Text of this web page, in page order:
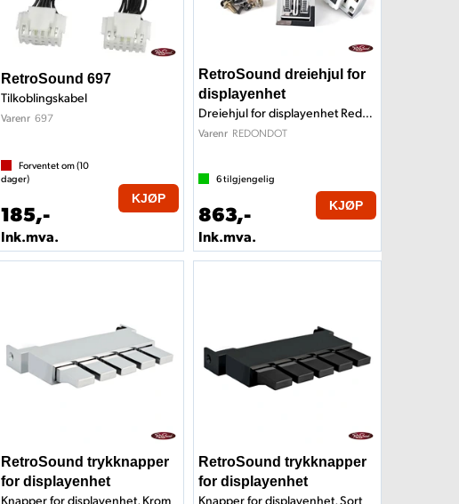
RetroSound 697
Tilkoblingskabel
Varenr 697
Forventet om (10
dager)
185,-
Ink.mva.
KJØP
RetroSound dreiehjul for
displayenhet
Dreiehjul for displayenhet Redondo
Varenr REDONDOT
6tilgjengelig
863,-
Ink.mva.
KJØP
RetroSound trykknapper
for displayenhet
Knapper for displayenhet, Krom
RetroSound trykknapper
for displayenhet
Knapper for displayenhet, Sort